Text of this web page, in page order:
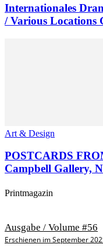
Internationales
/ Various Locations
Art & Design
POSTCARDS
Campbell Gallery,
Printmagazin
Ausgabe / Volume #56
Erschienen im September